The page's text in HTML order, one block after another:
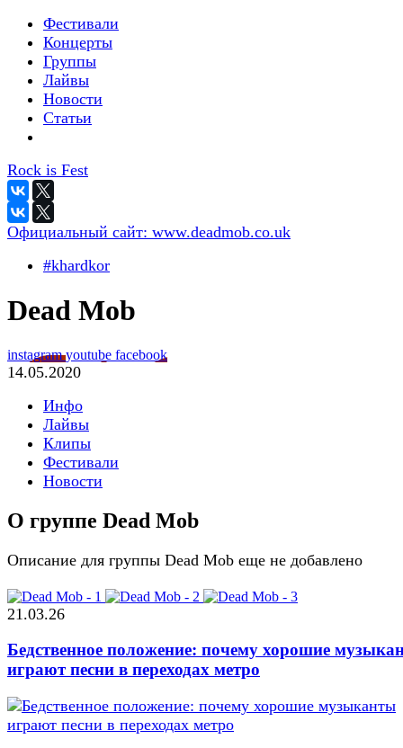
Фестивали
Концерты
Группы
Лайвы
Новости
Статьи
Rock is Fest
Официальный сайт: www.deadmob.co.uk
#khardkor
Dead Mob
instagramyoutube facebook
14.05.2020
Инфо
Лайвы
Клипы
Фестивали
Новости
О группе Dead Mob
Описание для группы Dead Mob еще не добавлено
21.03.26
Бедственное положение: почему хорошие
играют песни в переходах метро